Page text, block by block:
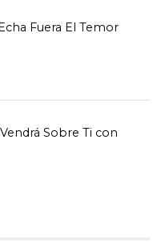
Fuera El Temor
Sobre Ti con